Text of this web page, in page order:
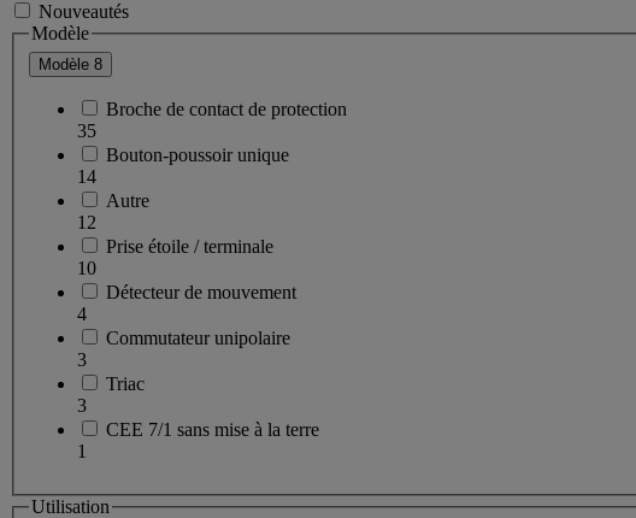
Nouveautés
Modèle
Modèle 8
Broche de contact de protection
35
Bouton-poussoir unique
14
Autre
12
Prise étoile / terminale
10
Détecteur de mouvement
4
Commutateur unipolaire
3
Triac
3
CEE 7/1 sans mise à la terre
1
Utilisation